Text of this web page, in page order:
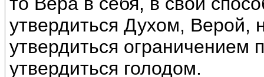
утвердиться Духом, Верой,
утвердиться
утвердиться голодом.